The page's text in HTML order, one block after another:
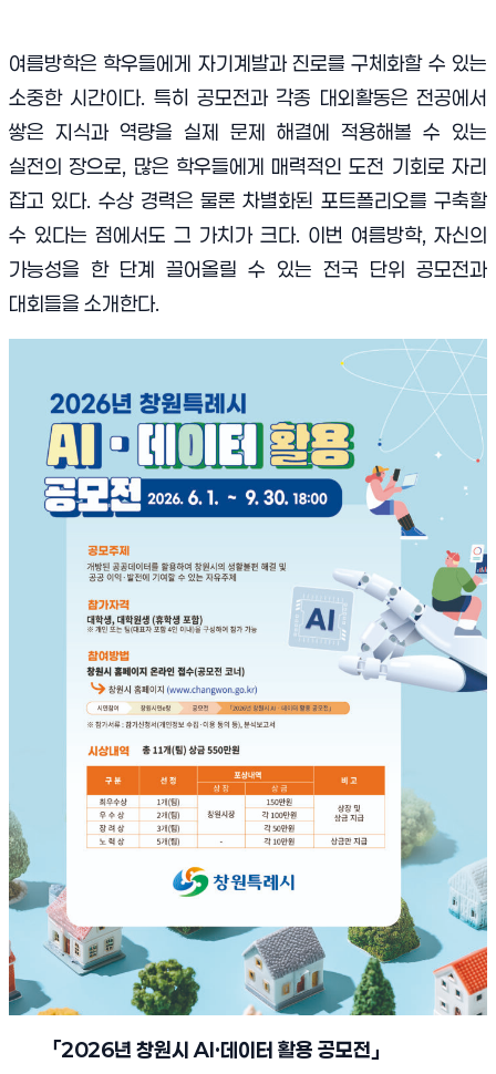
여름방학은 학우들에게 자기계발과 진로를 구체화할 수 있는
소중한 시간이다. 특히 공모전과 각종 대외활동은 전공에서
쌓은 지식과 역량을 실제 문제 해결에 적용해볼 수 있는
실전의 장으로, 많은 학우들에게 매력적인 도전 기회로 자리
잡고 있다. 수상 경력은 물론 차별화된 포트폴리오를 구축할
수 있다는 점에서도 그 가치가 크다. 이번 여름방학, 자신의
가능성을 한 단계 끌어올릴 수 있는 전국 단위 공모전과
대회들을 소개한다.
「2026년 창원시 AI·데이터 활용 공모전 」